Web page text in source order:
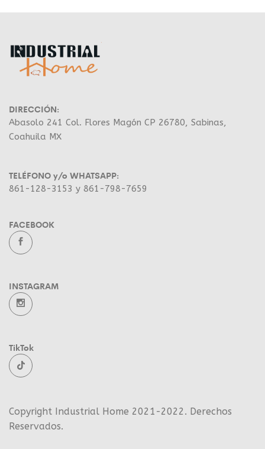
DIRECCIÓN:
Abasolo 241 Col. Flores Magón CP 26780, Sabinas,
Coahuila MX
TELÉFONO y/o WHATSAPP:
861-128-3153 y 861-798-7659
FACEBOOK
INSTAGRAM
TikTok
Copyright Industrial Home 2021-2022. Derechos
Reservados.